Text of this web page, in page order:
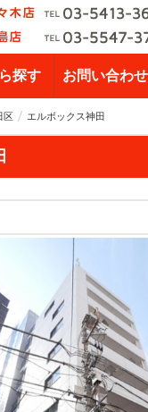
探す お問い合わせ
区 エルボックス神田